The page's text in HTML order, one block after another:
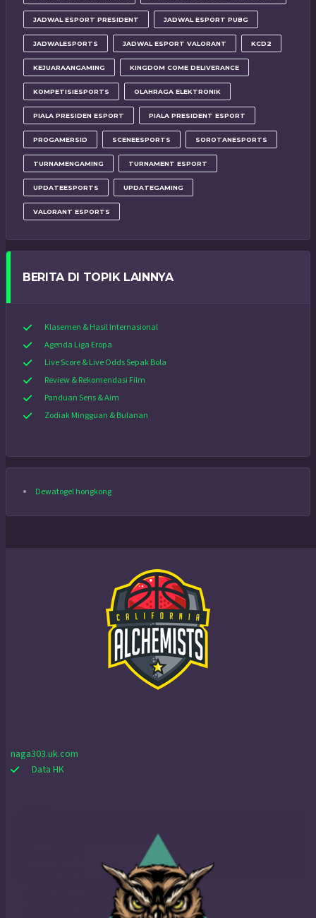
JADWAL ESPORT PRESIDENT JADWAL ESPORT PUBG
JADWALESPORTS JADWAL ESPORT VALORANT KCD2
KEJUARAANGAMING KINGDOM COME DELIVERANCE
KOMPETISIESPORTS OLAHRAGA ELEKTRONIK
PIALA PRESIDEN ESPORT PIALA PRESIDENT ESPORT
PROGAMERSID SCENEESPORTS SOROTANESPORTS
TURNAMENGAMING TURNAMENT ESPORT
UPDATEESPORTS UPDATEGAMING
VALORANT ESPORTS
BERITA DI TOPIK LAINNYA
Klasemen & Hasil Internasional
Agenda Liga Eropa
Live Score & Live Odds Sepak Bola
Review & Rekomendasi Film
Panduan Sens & Aim
Zodiak Mingguan & Bulanan
Dewatogel hongkong
naga303.uk.com
Data HK